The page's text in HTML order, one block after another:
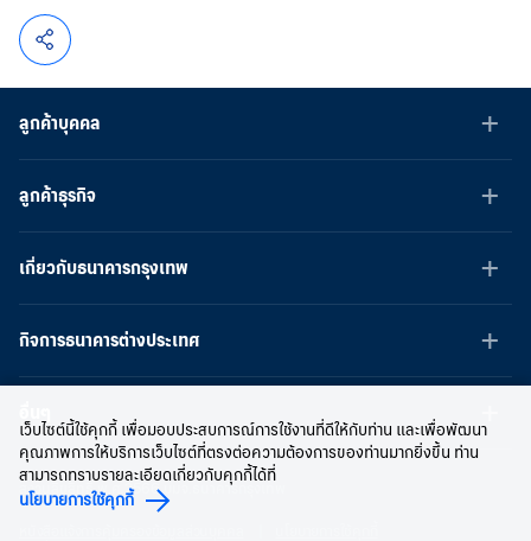
ลูกค้าบุคคล
ลูกค้าธุรกิจ
เกี่ยวกับธนาคารกรุงเทพ
กิจการธนาคารต่างประเทศ
สงวนลิขสิทธิ์ พ.ศ.2566 บมจ.ธนาคารกรุงเทพ
เว็บไซต์นี้ใช้คุกกี้ เพื่อมอบประสบการณ์การใช้งานที่ดีให้กับท่าน และเพื่อพัฒนา
คุณภาพการให้บริการเว็บไซต์ที่ตรงต่อความต้องการของท่านมากยิ่งขึ้น ท่าน
สามารถทราบรายละเอียดเกี่ยวกับคุกกี้ได้ที่
นโยบายการใช้คุกกี้